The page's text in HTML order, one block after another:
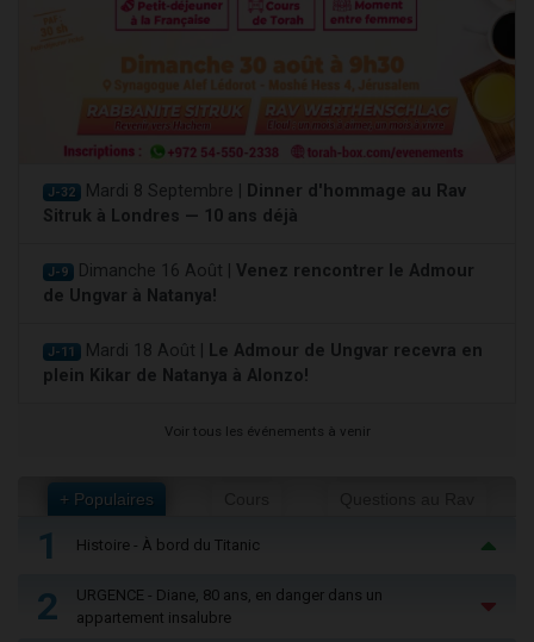
J-32 Mardi 8 Septembre |
Dinner d'hommage au Rav
Sitruk à Londres — 10 ans déjà
J-9 Dimanche 16 Août | Venez rencontrer le Admour
de Ungvar à Natanya!
J-11 Mardi 18 Août |
Le Admour de Ungvar recevra en
plein Kikar de Natanya à Alonzo!
Voir tous les événements à venir
+ Populaires
1 Histoire - À bord du Titanic
2
URGENCE - Diane, 80 ans, en danger dans un
appartement insalubre